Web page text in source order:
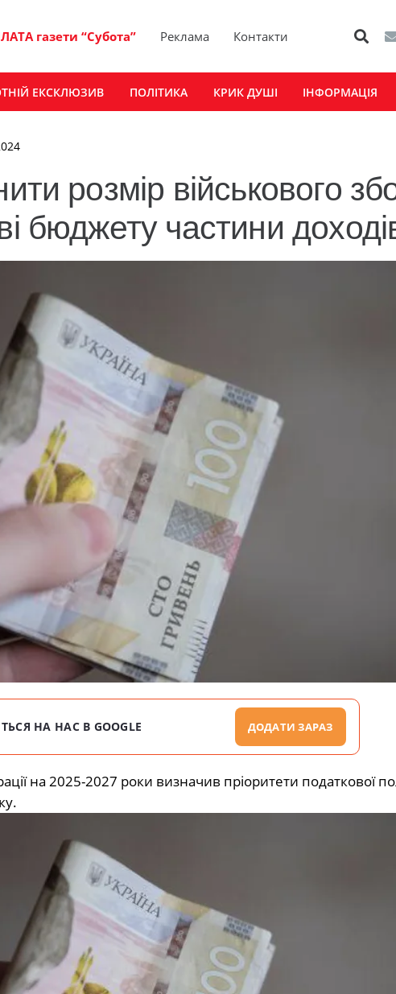
газети “Субота” Реклама Контакти
ЕКСКЛЮЗИВ ПОЛІТИКА КРИК ДУШІ ІНФОРМАЦІЯ
розмір військового
бюджету частини
НА НАС В GOOGLE ДОДАТИ ЗАРАЗ
на 2025-2027 роки визначив пріоритети податкової